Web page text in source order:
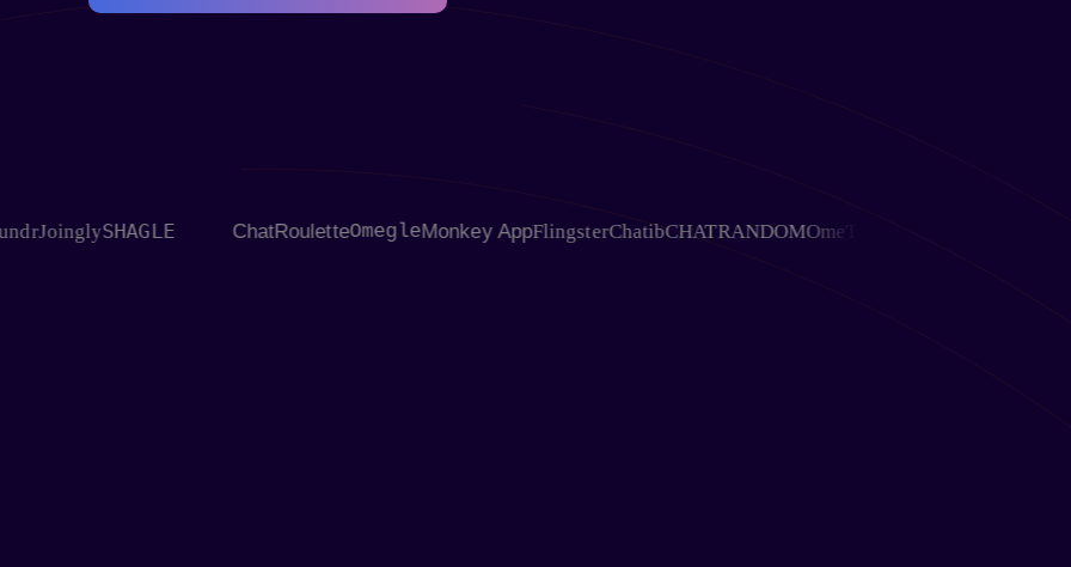
JoinglySHAGLE ChatRouletteOmegleMonkey App FlingsterChatibCHATRANDOMOmeTVChativ